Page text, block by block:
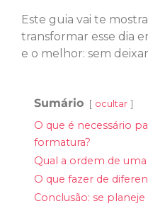
Este guia vai te
transformar esse dia
e o melhor: sem
Sumário ocultar
O que é necessário
formatura?
Qual a ordem de
O que fazer de
Conclusão: se